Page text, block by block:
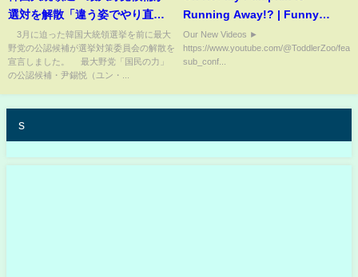
選対を解散「違う姿でやり直
す」(2022年1月5日)
3月に迫った韓国大統領選挙を前に最大
野党の公認候補が選挙対策委員会の解散を
宣言しました。 最大野党「国民の力」
の公認候補・尹錫悦（ユン・...
Running Away!? | Funny
Songs For Baby & Nursery
Rhymes by Toddler Zoo
Our New Videos ►
https://www.youtube.com/@ToddlerZoo/
sub_conf...
s